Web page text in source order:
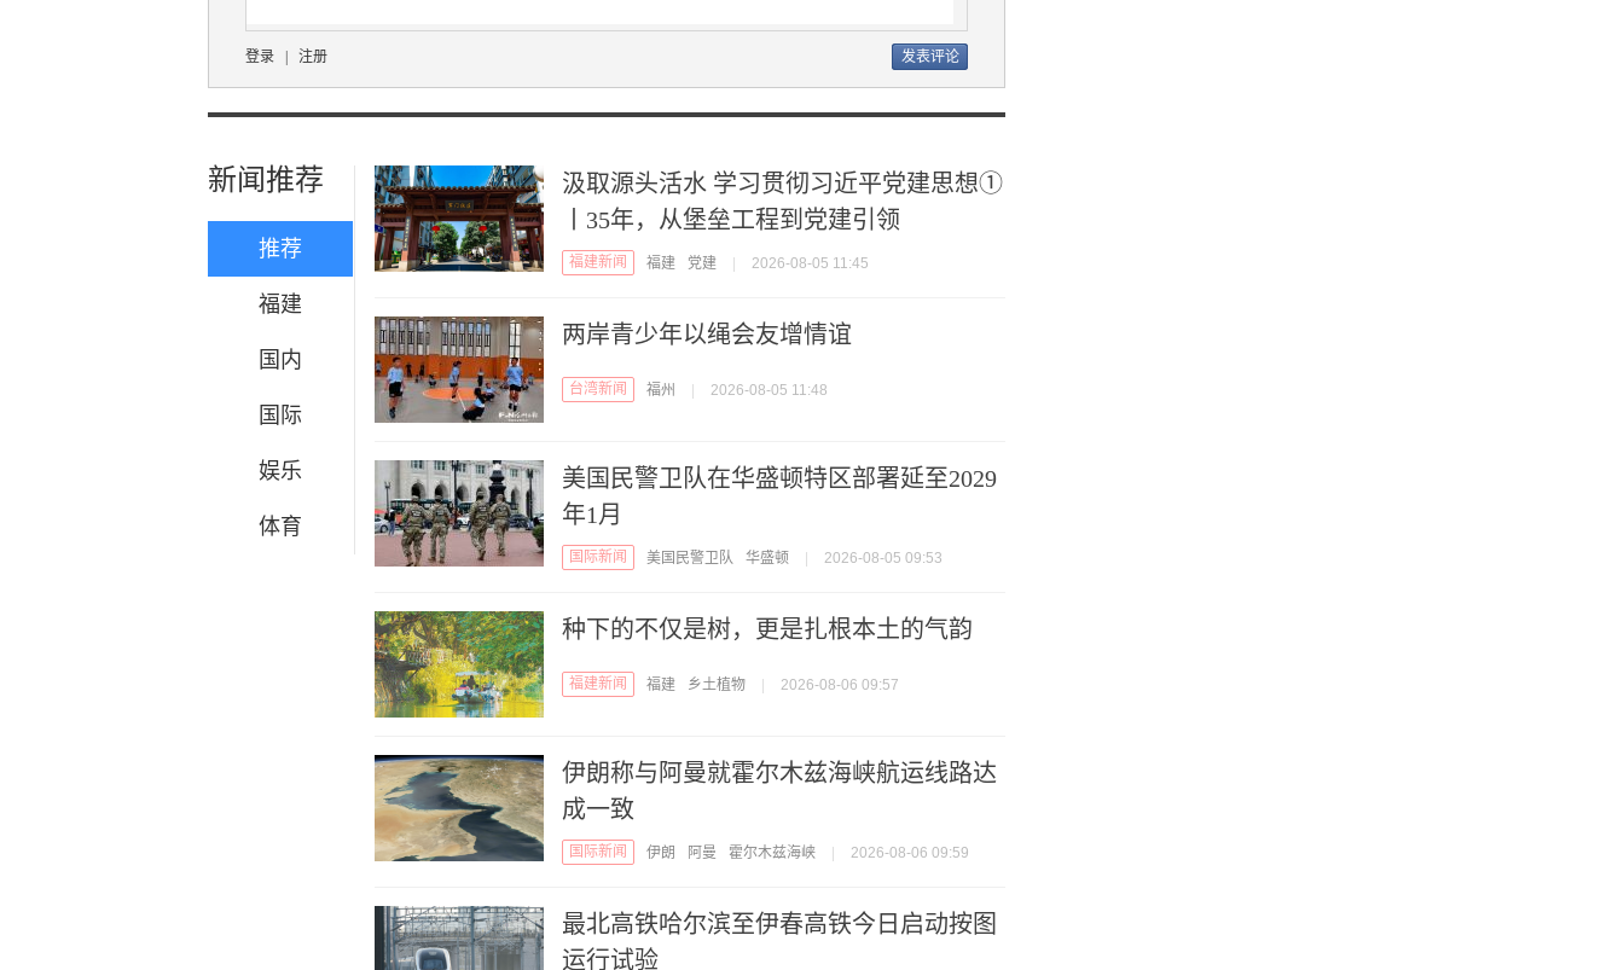
登录 注册
新闻推荐
推荐
福建
国内
国际
娱乐
体育
汲取源头活水 学习贯彻习近平党建思想①
丨35年，从堡垒工程到党建引领
福建新闻 福建 党建 2026-08-05 11:45
两岸青少年以绳会友增情谊
台湾新闻 福州 2026-08-05 11:48
美国民警卫队在华盛顿特区部署延至2029
年1月
国际新闻 美国民警卫队 华盛顿 2026-08-05 09:53
种下的不仅是树，更是扎根本土的气韵
福建新闻 福建 乡土植物 2026-08-06 09:57
伊朗称与阿曼就霍尔木兹海峡航运线路达
成一致
国际新闻 伊朗 阿曼 霍尔木兹海峡 2026-08-06 09:59
最北高铁哈尔滨至伊春高铁今日启动按图
运行试验